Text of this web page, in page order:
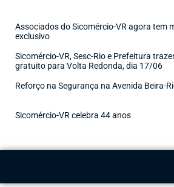
Associados do Sicomércio-VR agora tem
exclusivo
Sicomércio-VR, Sesc-Rio e Prefeitura
gratuito para Volta Redonda, dia 17/06
Reforço na Segurança na Avenida Beira-
Sicomércio-VR celebra 44 anos